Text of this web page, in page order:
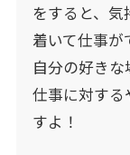
をすると、気
着いて仕事が
自分の好きな
仕事に対する
すよ！